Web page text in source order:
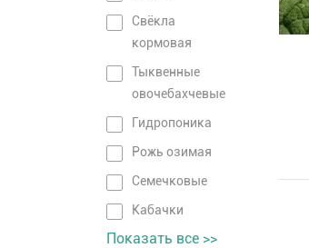
Свёкла
кормовая
Тыквенные
овочебахчевые
Гидропоника
Рожь озимая
Семечковые
Кабачки
Показать все >>